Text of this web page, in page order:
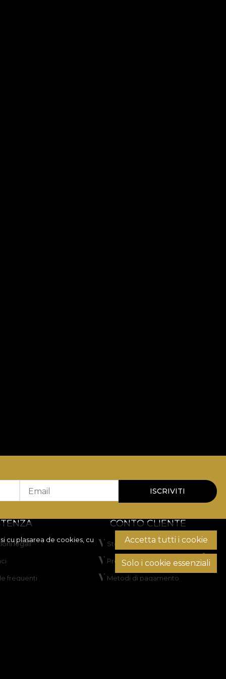
si cu plasarea de cookies, cu
Accetta tutti i cookie
Solo i cookie essenziali
Email ISCRIVITI
legali
frequenti
CONTO CLIENTE
Storico ordini
Prodotti preferiti
Metodi di pagamento